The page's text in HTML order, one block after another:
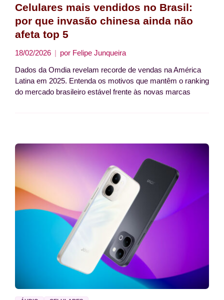
Celulares mais vendidos no Brasil:
por que invasão chinesa ainda não
afeta top 5
18/02/2026 por Felipe Junqueira
Dados da Omdia revelam recorde de vendas na América
Latina em 2025. Entenda os motivos que mantêm o ranking
do mercado brasileiro estável frente às novas marcas